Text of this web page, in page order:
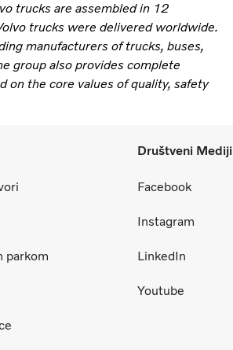
trucks are assembled in 12
trucks were delivered worldwide.
manufacturers of trucks, buses,
group also provides complete
on the core values of quality, safety
parkom
Društveni Mediji
Facebook
Instagram
LinkedIn
Youtube